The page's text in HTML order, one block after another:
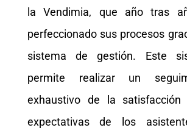
la Vendimia, que año tras
perfeccionado sus procesos
sistema de gestión. Este
permite realizar un
exhaustivo de la
expectativas de los